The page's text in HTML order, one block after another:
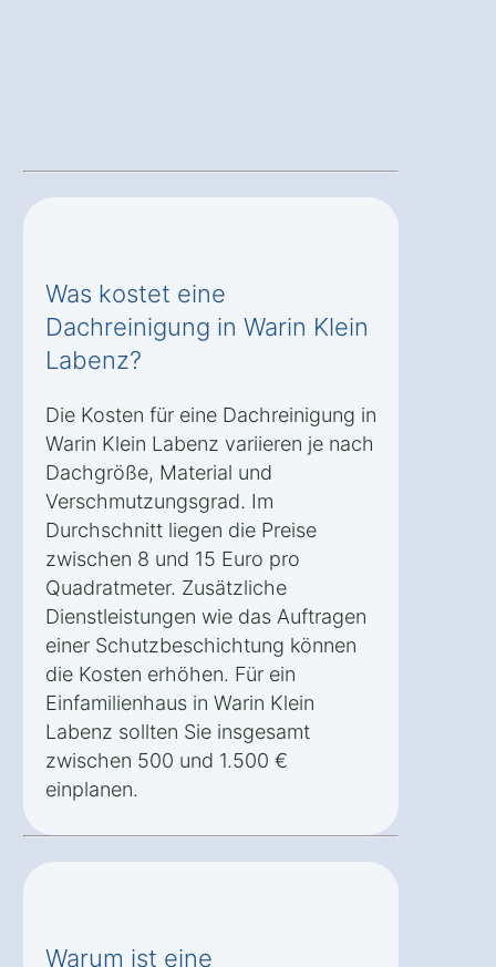
Was kostet eine
Dachreinigung in Warin Klein
Labenz?
Die Kosten für eine Dachreinigung in
Warin Klein Labenz variieren je nach
Dachgröße, Material und
Verschmutzungsgrad. Im
Durchschnitt liegen die Preise
zwischen 8 und 15 Euro pro
Quadratmeter. Zusätzliche
Dienstleistungen wie das Auftragen
einer Schutzbeschichtung können
die Kosten erhöhen. Für ein
Einfamilienhaus in Warin Klein
Labenz sollten Sie insgesamt
zwischen 500 und 1.500 €
einplanen.
Warum ist eine